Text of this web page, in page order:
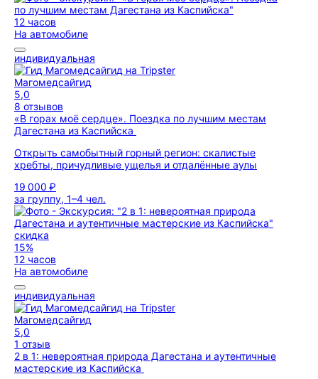
12 часов
На автомобиле
индивидуальная
Магомедсайгид
5,0
8 отзывов
«В горах моё сердце». Поездка по лучшим местам
Дагестана из Каспийска
Открыть самобытный горный регион: скалистые
хребты, причудливые ущелья и отдалённые аулы
19 000 ₽
за группу, 1–4 чел.
скидка
15%
12 часов
На автомобиле
индивидуальная
Магомедсайгид
5,0
1 отзыв
2 в 1: невероятная природа Дагестана и аутентичные
мастерские из Каспийска